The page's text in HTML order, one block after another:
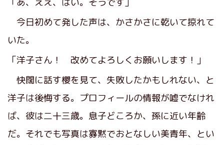
今日初めて発した声は、かさかさに乾いて掠れて
いた。
「洋子さん！ 改めてよろしくお願いします！」
快闊に話す櫻を見て、失敗したかもしれない、と
洋子は後悔する。プロフィールの情報が嘘でなけれ
ば、彼は二十三歳。息子どころか、孫に近い年齢
だ。それでも写真は寡黙でおとなしい美青年、とい